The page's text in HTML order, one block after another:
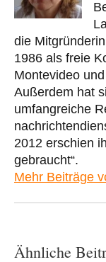
die
1986 als freie
Montevideo
Außerdem hat
umfangreiche
2012 erschien
gebraucht“.
Mehr Beiträge
Ähnliche